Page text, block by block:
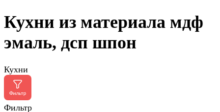
Кухни из материала мдф
эмаль, дсп шпон
Кухни
Фильтр